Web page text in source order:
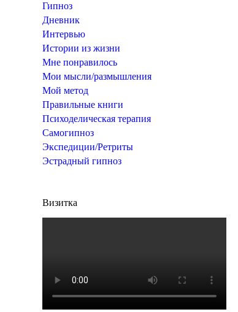
Гипноз
Дневник
Интервью
Истории из жизни
Мне понравилось
Мои мысли/размышления
Мой метод
Правильные книги
Психоделическая терапия
Самогипноз
Экспедиции/Ретриты
Эстрадный гипноз
Визитка